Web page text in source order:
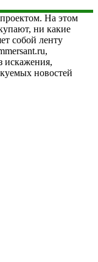
На этом
ни какие
собой ленту
искажения,
новостей